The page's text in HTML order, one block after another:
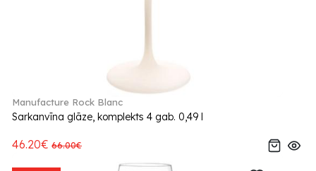
Manufacture Rock Blanc
Sarkanvīna glāze, komplekts 4 gab. 0,49 l
46.20€ 66.00€